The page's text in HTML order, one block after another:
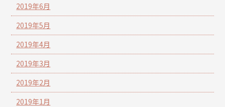
2019年6月
2019年5月
2019年4月
2019年3月
2019年2月
2019年1月